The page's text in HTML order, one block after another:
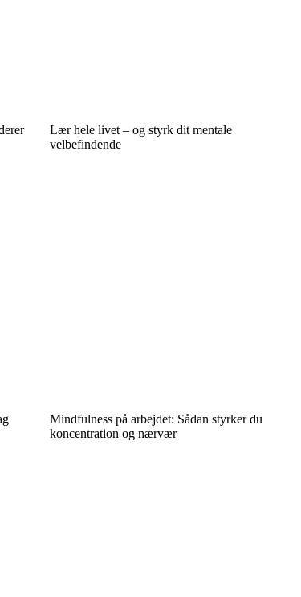
Lær hele livet – og styrk dit mentale
velbefindende
Mindfulness på arbejdet: Sådan styrker du
koncentration og nærvær